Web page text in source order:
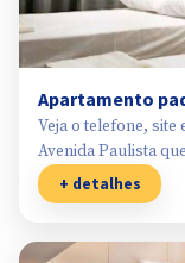
Apartamento
Veja o telefone,
Avenida Paulista
+ detalhes